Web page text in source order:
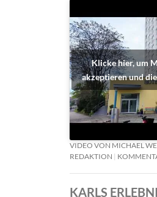
Klicke hier, um
akzeptieren und
VIDEO VON MICHAEL
REDAKTION
KARLS